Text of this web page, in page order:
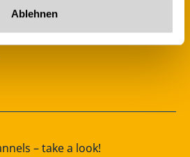
Ablehnen
– take a look!